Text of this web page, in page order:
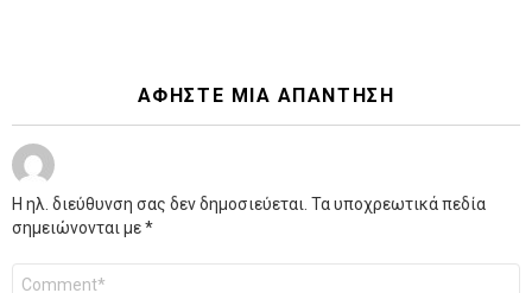
ΑΦΉΣΤΕ ΜΙΑ ΑΠΆΝΤΗΣΗ
Η ηλ. διεύθυνση σας δεν δημοσιεύεται. Τα υποχρεωτικά πεδία
σημειώνονται με*